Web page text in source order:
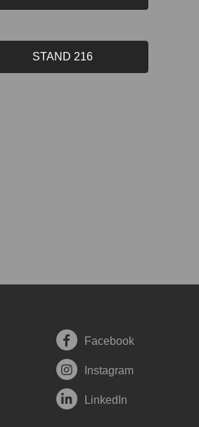
STAND 216
Facebook
Instagram
LinkedIn